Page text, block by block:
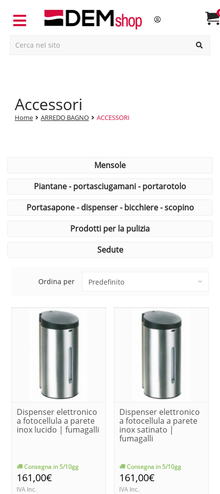
accessori
Home ARREDO BAGNO ACCESSORI
mensole
piantane - portasciugamani - portarotolo
portasapone - dispenser - bicchiere - scopino
prodotti per la pulizia
sedute
Ordina per
Dispenser elettronico
a fotocellula a parete
inox lucido | fumagalli
Consegna in 5/10gg
161,00€
IVA Inc.
Dispenser elettronico
a fotocellula a parete
inox satinato |
fumagalli
Consegna in 5/10gg
161,00€
IVA Inc.